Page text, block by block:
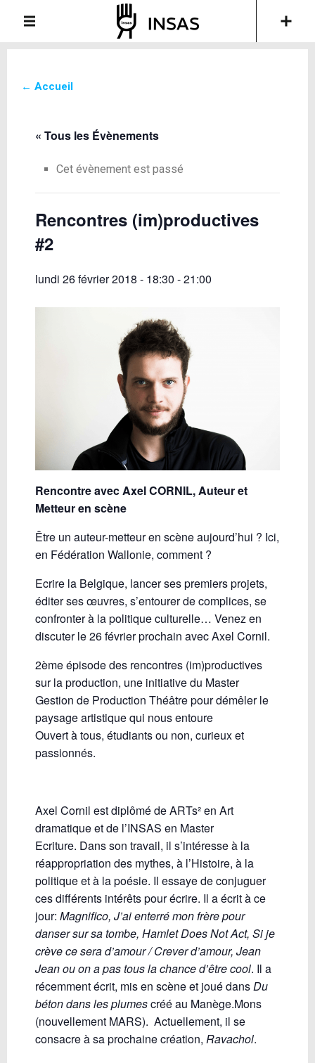
← Accueil
« Tous les Évènements
Cet évènement est passé
Rencontres (im)productives
#2
lundi 26 février 2018 - 18:30 -21:00
Rencontre avec Axel CORNIL, Auteur et
Metteur en scène
Être un auteur-metteur en scène aujourd’hui ? Ici,
en Fédération Wallonie, comment ?
Ecrire la Belgique, lancer ses premiers projets,
éditer ses œuvres, s’entourer de complices, se
confronter à la politique culturelle… Venez en
discuter le 26 février prochain avec Axel Cornil.
2ème épisode des rencontres (im)productives
sur la production, une initiative du Master
Gestion de Production Théâtre pour démêler le
paysage artistique qui nous entoure
Ouvert à tous, étudiants ou non, curieux et
passionnés.
Axel Cornil est diplômé de ARTs² en Art
dramatique et de l’INSAS en Master
Ecriture. Dans son travail, il s’intéresse à la
réappropriation des mythes, à l’Histoire, à la
politique et à la poésie. Il essaye de conjuguer
ces différents intérêts pour écrire. Il a écrit à ce
jour: Magnifico, J’ai enterré mon frère pour
danser sur sa tombe, Hamlet Does Not Act, Si je
crève ce sera d’amour / Crever d’amour, Jean
Jean ou on a pas tous la chance d’être cool. Il a
récemment écrit, mis en scène et joué dansDu
béton dans les plumescréé au Manège.Mons
(nouvellement MARS). Actuellement, il se
consacre à sa prochaine création, Ravachol.